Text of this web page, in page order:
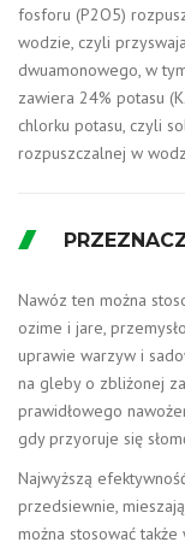
fosforu (P2O5)
wodzie, czyli
dwuamonowego, w
zawiera 24% potasu
chlorku potasu, czyli
rozpuszczalnej w
Nawóz ten można
ozime i jare,
uprawie warzyw i
na gleby o zbliżonej
prawidłowego
gdy przyoruje się
Najwyższą
przedsiewnie,
można stosować